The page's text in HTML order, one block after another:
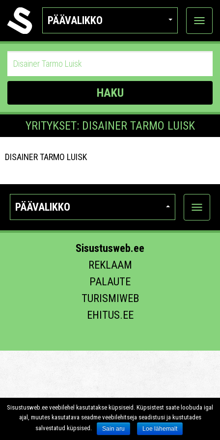
PÄÄVALIKKO
Näytä
HAKU
YRITYKSET: DISAINER TARMO LUISK
DISAINER TARMO LUISK
PÄÄVALIKKO
Näytä
Sisustusweb.ee
REKLAAM
PALAUTE
TURISMIWEB
EHITUS.EE
Sisustusweb.ee veebilehel kasutatakse küpsiseid. Küpsistest saate loobuda igal
ajal, muutes kasutatava seadme veebilehitseja seadistusi ja kustutades
salvestatud küpsised.
Sain aru Loe lähemalt